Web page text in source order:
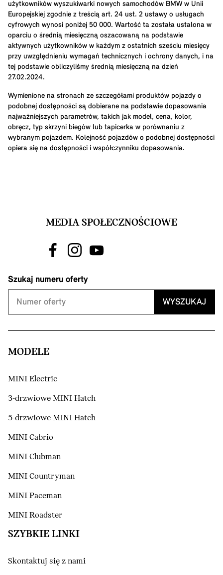
użytkowników wyszukiwarki nowych samochodów BMW w Unii
Europejskiej zgodnie z treścią art. 24 ust. 2 ustawy o usługach
cyfrowych wynosi poniżej 50 000. Wartość ta została ustalona w
oparciu o średnią miesięczną oszacowaną na podstawie
aktywnych użytkowników w każdym z ostatnich sześciu miesięcy
przy uwzględnieniu wymagań technicznych i ochrony danych, i na
tej podstawie obliczyliśmy średnią miesięczną na dzień
27.02.2024.
Wymienione na stronach ze szczegółami produktów pojazdy o
podobnej dostępności są dobierane na podstawie dopasowania
najważniejszych parametrów, takich jak model, cena, kolor,
obręcz, typ skrzyni biegów lub tapicerka w porównaniu z
wybranym pojazdem. Kolejność pojazdów o podobnej dostępności
opiera się na dostępności i współczynniku dopasowania.
MEDIA SPOŁECZNOŚCIOWE
Szukaj numeru oferty
WYSZUKAJ
MODELE
MINI Electric
3-drzwiowe MINI Hatch
5-drzwiowe MINI Hatch
MINI Cabrio
MINI Clubman
MINI Countryman
MINI Paceman
MINI Roadster
SZYBKIE LINKI
Skontaktuj się z nami